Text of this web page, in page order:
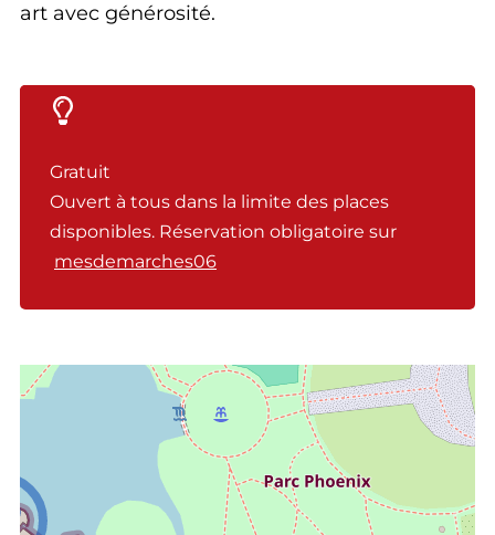
art avec générosité.
Gratuit
Ouvert à tous dans la limite des places
disponibles. Réservation obligatoire sur
mesdemarches06